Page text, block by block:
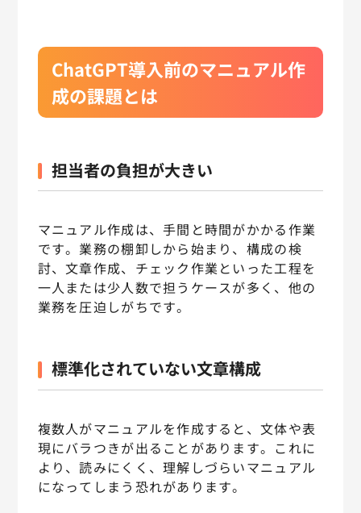
ChatGPT導入前のマニュアル作
成の課題とは
担当者の負担が大きい
マニュアル作成は、手間と時間がかかる作業
です。業務の棚卸しから始まり、構成の検
討、文章作成、チェック作業といった工程を
一人または少人数で担うケースが多く、他の
業務を圧迫しがちです。
標準化されていない文章構成
複数人がマニュアルを作成すると、文体や表
現にバラつきが出ることがあります。これに
より、読みにくく、理解しづらいマニュアル
になってしまう恐れがあります。